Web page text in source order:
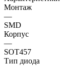
Монтаж
—
SMD
Корпус
—
SOT457
Тип диода